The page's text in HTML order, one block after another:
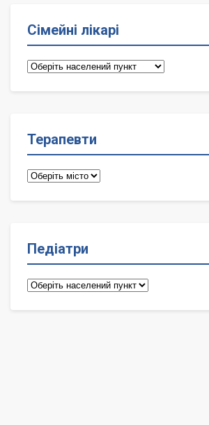
Сімейні лікарі
Сімейні
Терапевти
Терапевти
Педіатри
Педіатри